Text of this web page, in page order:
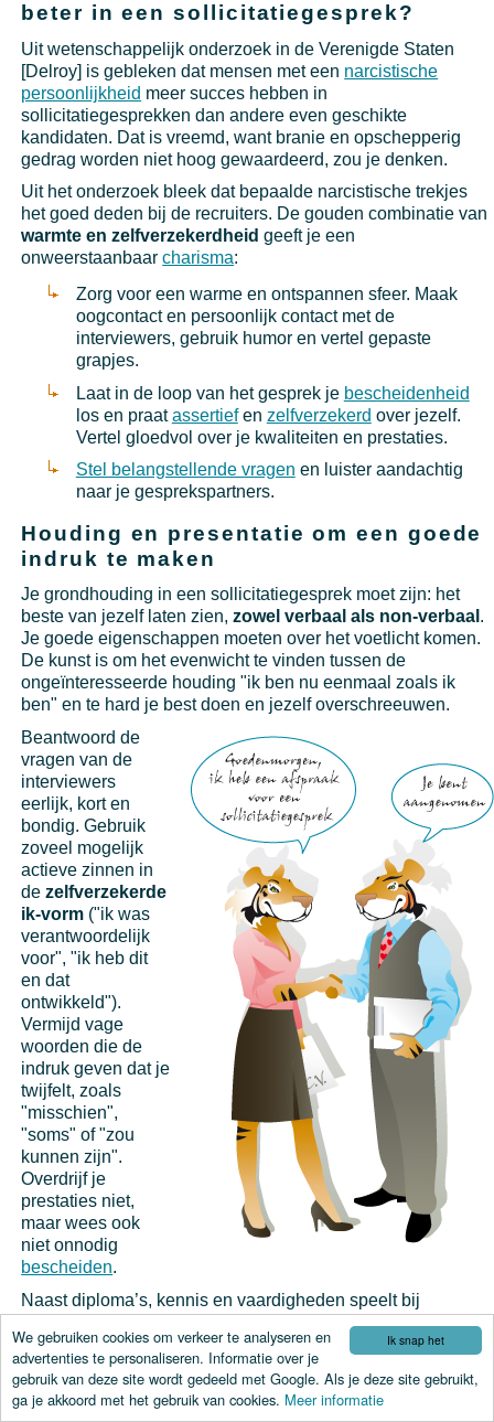
Ik snap het
We gebruiken cookies om verkeer te analyseren en
advertenties te personaliseren. Informatie over je
gebruik van deze site wordt gedeeld met Google. Als je deze site gebruikt,
ga je akkoord met het gebruik van cookies. Meer informatie
beter in een sollicitatiegesprek?
Uit wetenschappelijk onderzoek in de Verenigde Staten
[Delroy] is gebleken dat mensen met een narcistische
persoonlijkheid meer succes hebben in
sollicitatiegesprekken dan andere even geschikte
kandidaten. Dat is vreemd, want branie en opschepperig
gedrag worden niet hoog gewaardeerd, zou je denken.
Uit het onderzoek bleek dat bepaalde narcistische trekjes
het goed deden bij de recruiters. De gouden combinatie van
warmte en zelfverzekerdheid geeft je een
onweerstaanbaarcharisma:
Zorg voor een warme en ontspannen sfeer. Maak
oogcontact en persoonlijk contact met de
interviewers, gebruik humor en vertel gepaste
grapjes.
Laat in de loop van het gesprek je bescheidenheid
los en praatassertiefen zelfverzekerd over jezelf.
Vertel gloedvol over je kwaliteiten en prestaties.
Stel belangstellende vragen en luister aandachtig
naar je gesprekspartners.
Houding en presentatie om een goede
indruk te maken
Je grondhouding in een sollicitatiegesprek moet zijn: het
beste van jezelf laten zien,zowel verbaal als non-verbaal .
Je goede eigenschappen moeten over het voetlicht komen.
De kunst is om het evenwicht te vinden tussen de
ongeïnteresseerde houding "ik ben nu eenmaal zoals ik
ben" en te hard je best doen en jezelf overschreeuwen.
Beantwoord de
vragen van de
interviewers
eerlijk, kort en
bondig. Gebruik
zoveel mogelijk
actieve zinnen in
dezelfverzekerde
ik-vorm ("ik was
verantwoordelijk
voor", "ik heb dit
en dat
ontwikkeld").
Vermijd vage
woorden die de
indruk geven dat je
twijfelt, zoals
"misschien",
"soms" of "zou
kunnen zijn".
Overdrijf je
prestaties niet,
maar wees ook
niet onnodig
bescheiden.
Naast diploma’s, kennis en vaardigheden speelt bij
een belangrijke rol; de persoon bij
wie je aan tafel zit moet van mening zijn dat je het verdient
om de baan te krijgen.Wat is de gunfactor precies en hoe
kun je deze vergroten?